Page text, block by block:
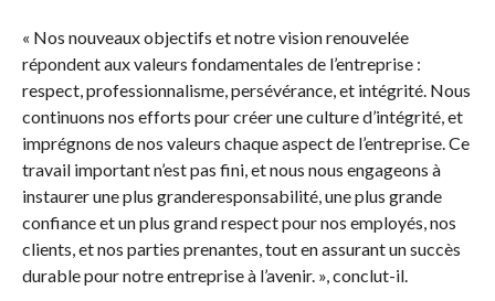
« Nos nouveaux objectifs et notre vision renouvelée
répondent aux valeurs fondamentales de l’entreprise :
respect, professionnalisme, persévérance, et intégrité. Nous
continuons nos efforts pour créer une culture d’intégrité, et
imprégnons de nos valeurs chaque aspect de l’entreprise. Ce
travail important n’est pas fini, et nous nous engageons à
instaurer une plus granderesponsabilité, une plus grande
confiance et un plus grand respect pour nos employés, nos
clients, et nos parties prenantes, tout en assurant un succès
durable pour notre entreprise à l’avenir. », conclut-il.